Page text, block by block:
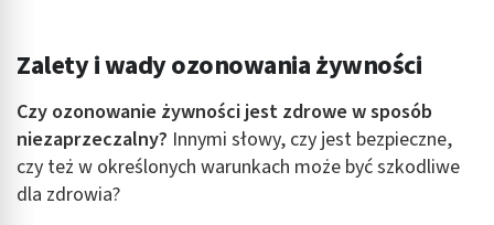
Zalety i wady ozonowania żywności
Czy ozonowanie żywności jest zdrowe w sposób
niezaprzeczalny? Innymi słowy, czy jest bezpieczne,
czy też w określonych warunkach może być szkodliwe
dla zdrowia?
Cele przetwarzania inne niż IAB:
Wydajność (Performance)
Reklama / śledzenie